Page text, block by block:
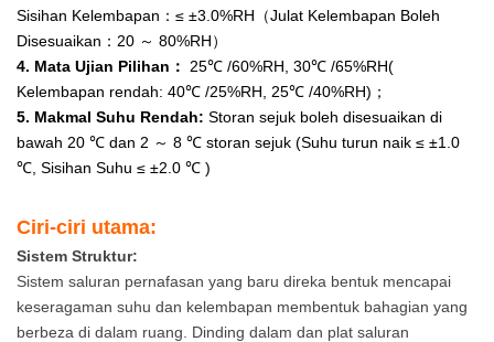
Ujian Di Bawah
Perubahan Suhu,
Kami Telah
Menggunakan
Tahan Karat 304
Yang Tahan
Kakisan, Tahan
Sisihan Kelembapan：≤ ±3.0%RH（Julat Kelembapan Boleh
Disesuaikan：20 ～ 80%RH）
4. Mata Ujian Pilihan：
25℃ /60%RH, 30℃ /65%RH(
Kelembapan rendah: 40℃ /25%RH, 25℃ /40%RH)；
5. Makmal Suhu Rendah: Storan sejuk boleh disesuaikan di
bawah 20 ℃ dan 2 ～ 8 ℃ storan sejuk (Suhu turun naik ≤ ±1.0
℃, Sisihan Suhu ≤ ±2.0 ℃ )
Ciri-ciri utama:
Sistem Struktur:
Sistem saluran pernafasan yang baru direka bentuk mencapai
keseragaman suhu dan kelembapan membentuk bahagian yang
berbeza di dalam ruang. Dinding dalam dan plat saluran